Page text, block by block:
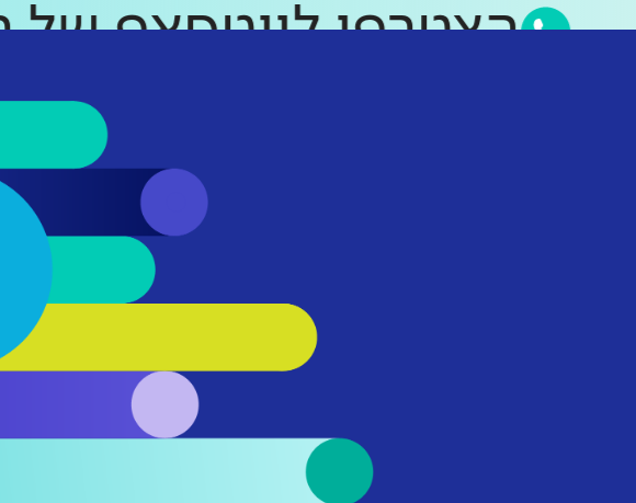
הצטרפו לווטסאפ